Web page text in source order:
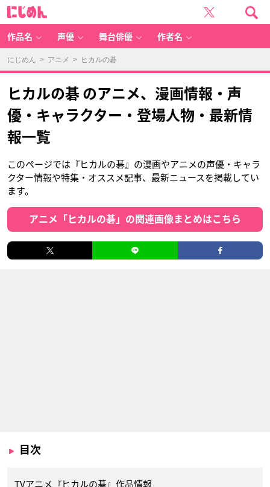
作品名 声優 舞台俳優 作者名
にじめん > アニメ > ヒカルの碁
ヒカルの碁 のアニメ、漫画情報・声
優・キャラクター・登場人物・最新情
報一覧
このページでは『ヒカルの碁』の漫画やアニメの声優・キャラ
クター情報や特集・オススメ記事、最新ニュースを掲載してい
ます。
アニメ「ヒカルの碁」の関連画像まとめはこちら
目次
TVアニメ『ヒカルの碁』作品情報